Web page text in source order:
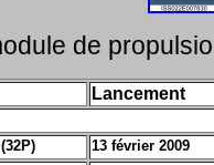
de
Lancement
13 février 2009